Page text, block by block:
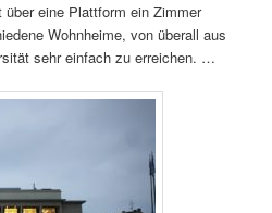
eine Plattform ein Zimmer
Wohnheime, von überall aus
sehr einfach zu erreichen. …